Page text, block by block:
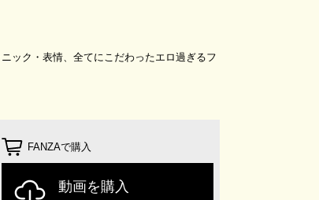
ック・表情、全てにこだわったエロ過ぎるフ
FANZAで購入
動画を購入